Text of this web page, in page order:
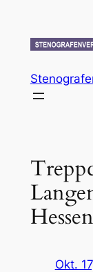
springen
Okt.